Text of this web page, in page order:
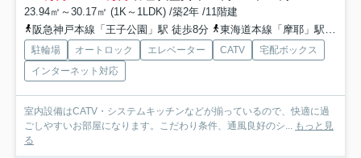
23.94㎡～30.17㎡ (1K～1LDK) /築2年 /11階建
阪急神戸本線「王子公園」駅 徒歩8分
東海道本線「摩耶」駅 徒歩10分
駐輪場 オートロック エレベーター CATV
宅配ボックス
インターネット対応
室内設備はCATV・システムキッチンなどが揃っているので、快適に過
ごしやすいお部屋になります。こだわり条件、通風良好のシ...
もっと見
る